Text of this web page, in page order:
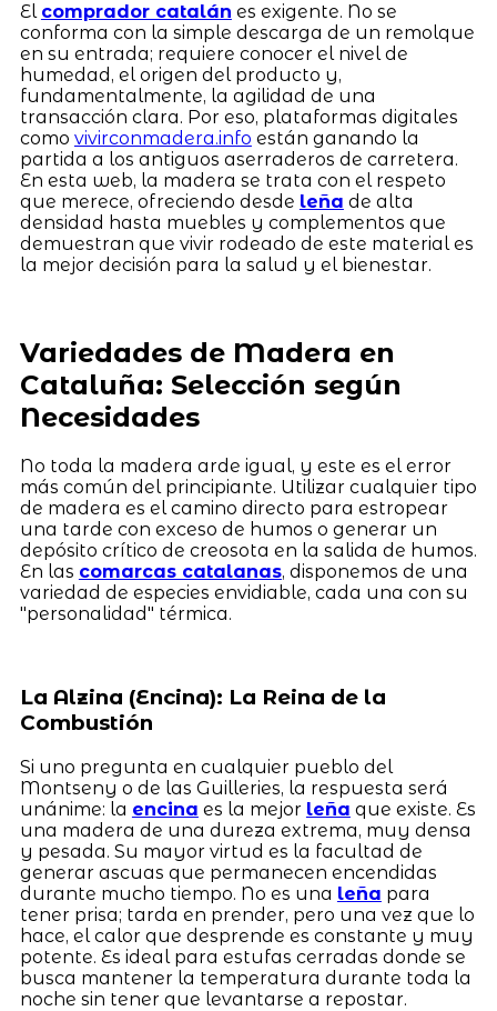
El comprador catalán es exigente. No se
conforma con la simple descarga de un remolque
en su entrada; requiere conocer el nivel de
humedad, el origen del producto y,
fundamentalmente, la agilidad de una
transacción clara. Por eso, plataformas digitales
como vivirconmadera.info están ganando la
partida a los antiguos aserraderos de carretera.
En esta web, la madera se trata con el respeto
que merece, ofreciendo desde leña de alta
densidad hasta muebles y complementos que
demuestran que vivir rodeado de este material es
la mejor decisión para la salud y el bienestar.
Variedades de Madera en
Cataluña: Selección según
Necesidades
No toda la madera arde igual, y este es el error
más común del principiante. Utilizar cualquier tipo
de madera es el camino directo para estropear
una tarde con exceso de humos o generar un
depósito crítico de creosota en la salida de humos.
En las comarcas catalanas, disponemos de una
variedad de especies envidiable, cada una con su
"personalidad" térmica.
La Alzina (Encina): La Reina de la
Combustión
Si uno pregunta en cualquier pueblo del
Montseny o de las Guilleries, la respuesta será
unánime: la encina es la mejor leña que existe. Es
una madera de una dureza extrema, muy densa
y pesada. Su mayor virtud es la facultad de
generar ascuas que permanecen encendidas
durante mucho tiempo. No es una leña para
tener prisa; tarda en prender, pero una vez que lo
hace, el calor que desprende es constante y muy
potente. Es ideal para estufas cerradas donde se
busca mantener la temperatura durante toda la
noche sin tener que levantarse a repostar.